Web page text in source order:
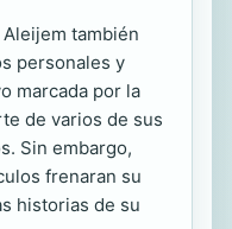
también
personales y
marcada por la
de varios de sus
Sin embargo,
frenaran su
historias de su